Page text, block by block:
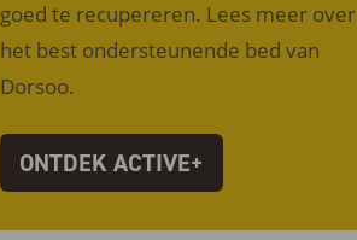
goed te recupereren. Lees meer over
het best ondersteunende bed van
Dorsoo.
ONTDEK ACTIVE+